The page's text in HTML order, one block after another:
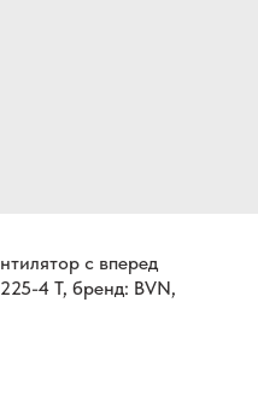
с вперед
4 T, бренд: BVN,